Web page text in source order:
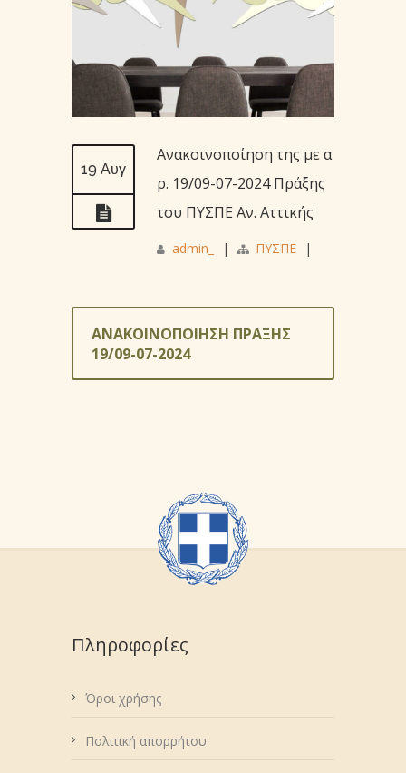
19 Αυγ
Ανακοινοποίηση της με α
ρ. 19/09-07-2024 Πράξης
του ΠΥΣΠΕ Αν. Αττικής
admin_ | ΠΥΣΠΕ |
ΑΝΑΚΟΙΝΟΠΟΙΗΣΗ ΠΡΑΞΗΣ
19/09-07-2024
Πληροφορίες
Όροι χρήσης
Πολιτική απορρήτου